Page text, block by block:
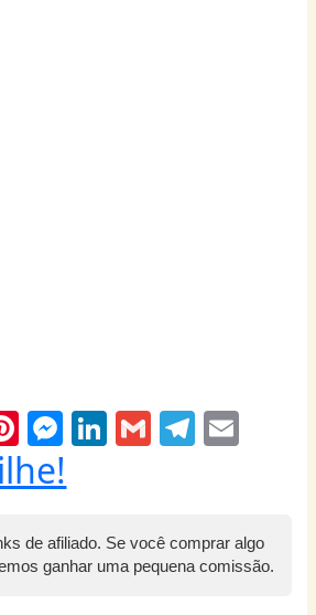
Pi
nt
er
e
st
M
ss
e
n
Li
e
dI
G
l
T
g
ra
l
de afiliado. Se você comprar algo
ganhar uma pequena comissão.